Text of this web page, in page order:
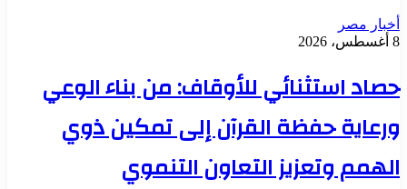
أخبار مصر
8 أغسطس، 2026
حصاد استثنائي للأوقاف: من بناء الوعي
ورعاية حفظة القرآن إلى تمكين ذوي
الهمم وتعزيز التعاون التنموي